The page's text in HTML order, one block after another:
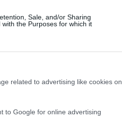
Sale, and/or Sharing
the Purposes for which it
related to advertising like cookies on
to Google for online advertising